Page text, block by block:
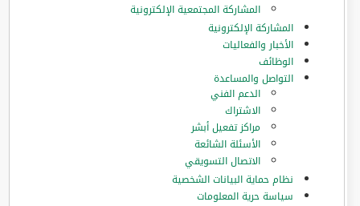
المشاركة المجتمعية الإلكترونية
المشاركة الإلكترونية
الأخبار والفعاليات
الوظائف
التواصل والمساعدة
الدعم الفني
الاشتراك
مراكز تفعيل أبشر
الأسئلة الشائعة
الاتصال التسويقي
نظام حماية البيانات الشخصية
سياسة حرية المعلومات